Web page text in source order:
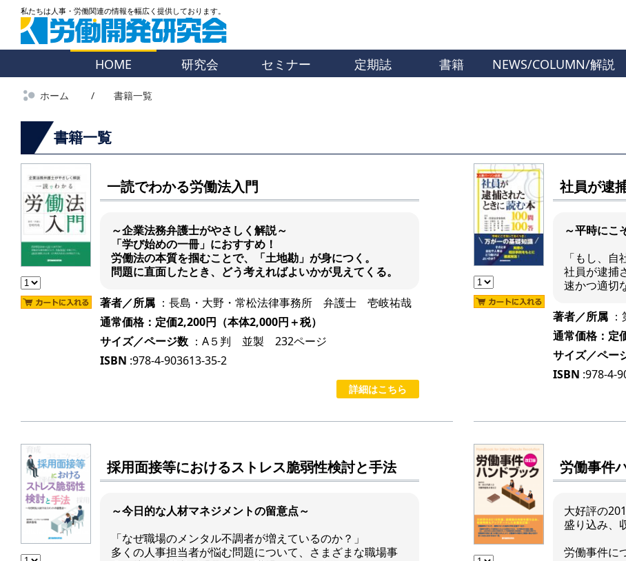
HOME 研究会 セミナー 定期誌 書籍 NEWS/COLUMN/解説
ホーム 書籍一覧
書籍一覧
一読でわかる労働法入門
～企業法務弁護士がやさしく解説～
「学び始めの一冊」におすすめ！
労働法の本質を掴むことで、「土地勘」が身につく。
問題に直面したとき、どう考えればよいかが見えてくる。
著者／所属 ：長島・大野・常松法律事務所 弁護士 壱岐祐哉
通常価格：定価2,200円（本体2,000円＋税）
サイズ／ページ数 ：A５判 並製 232ページ
ISBN :978-4-903613-35-2
詳細はこちら
社員が逮
～平時にこ
「もし、自
社員が逮捕
速かつ適切
著者／所属
通常価格：定
サイズ／ペー
ISBN :978-4-
採用面接等におけるストレス脆弱性検討と手法
～今日的な人材マネジメントの留意点～
「なぜ職場のメンタル不調者が増えているのか？」
多くの人事担当者が悩む問題について、さまざまな職場事
労働事件
大好評の
盛り込み、
労働事件に